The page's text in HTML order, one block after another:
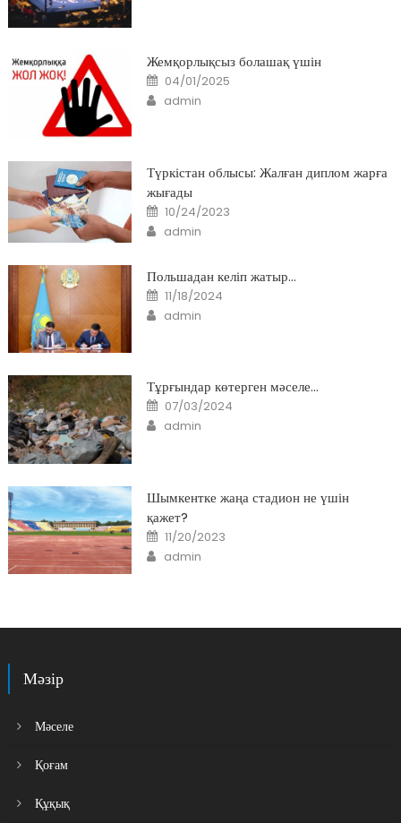
Жемқорлықсыз болашақ үшін
Posted
on
04/01/2025
Author
admin
Түркістан облысы: Жалған диплом жарға
жығады
Posted
on
10/24/2023
Author
admin
Польшадан келіп жатыр…
Posted
on
11/18/2024
Author
admin
Тұрғындар көтерген мәселе…
Posted
on
07/03/2024
Author
admin
Шымкентке жаңа стадион не үшін
қажет?
Posted
on
11/20/2023
Author
admin
Мәзір
Мәселе
Қоғам
Құқық